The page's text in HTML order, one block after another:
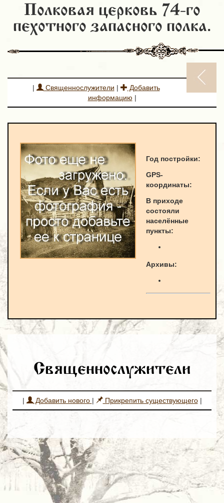
Полковая церковь 74-го
пехотного запасного полка.
| Священнослужители |
Добавить
информацию |
Год постройки:
GPS-
координаты:
В приходе
состояли
населённые
пункты:
Архивы:
Священнослужители
| Добавить нового | Прикрепить существующего|